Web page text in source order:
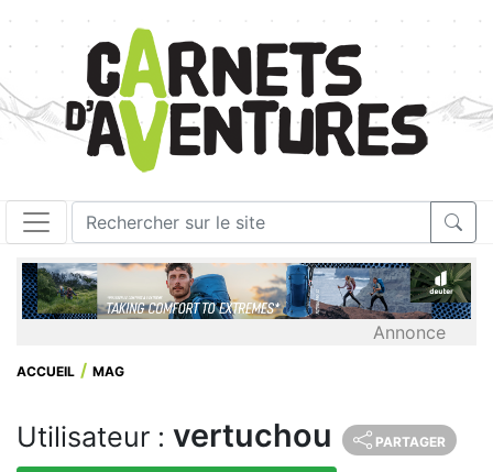
Annonce
ACCUEIL MAG
Utilisateur : vertuchou PARTAGER